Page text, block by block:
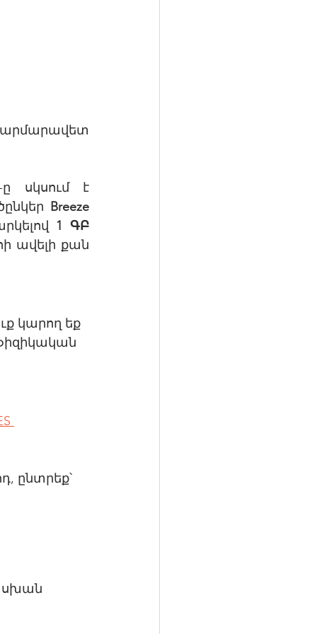
ը սկսում է
Breeze
1 ԳԲ
ավելի քան
կարող եք
ընտրեք՝